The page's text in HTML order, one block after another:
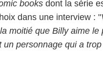
books dont la série
dans une interview : "
moitié que Billy aime le
personnage qui a